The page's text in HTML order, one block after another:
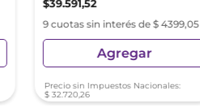
$39.591,52
9 cuotas sin interés de $ 4399,05
Agregar
Precio sin Impuestos Nacionales:
$ 32.720,26